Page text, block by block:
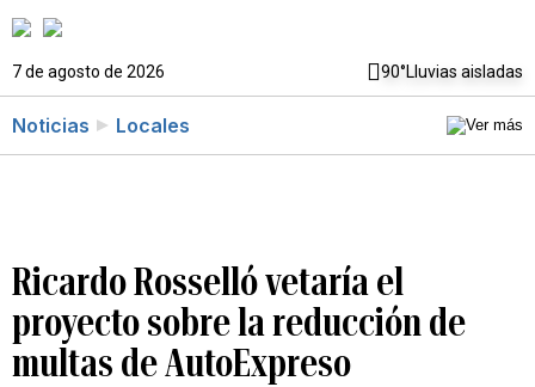
7 de agosto de 2026 90°Lluvias aisladas
Noticias Locales
Ricardo Rosselló vetaría el
proyecto sobre la reducción de
multas de AutoExpreso